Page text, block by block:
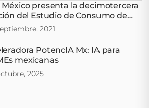
México presenta la decimotercera
del Estudio de Consumo de
y Dispositivos entre
Mexicanos
2021
PotencIA Mx: IA para
mexicanas
2025